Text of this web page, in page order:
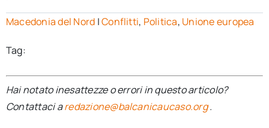
Macedonia del Nord |Conflitti, Politica, Unione europea
Tag:
Hai notato inesattezze o errori in questo articolo?
Contattaci aredazione@balcanicaucaso.org.